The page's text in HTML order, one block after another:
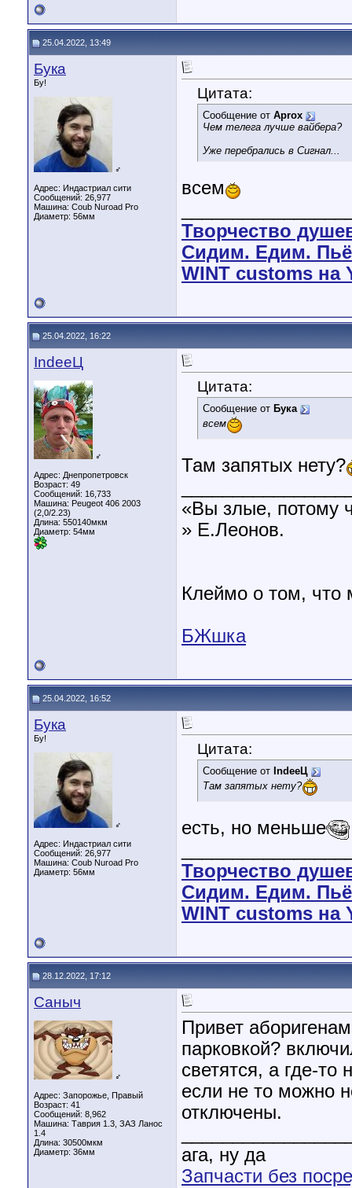
25.04.2022, 13:49
Бука
Бу!
♂
Адрес: Индастриал сити
Сообщений: 26,977
Машина: Coub Nuroad Pro
Диаметр: 56мм
Цитата:
Сообщение от Aprox
Чем телега лучше вайбера?
Уже перебрались в Сигнал...
всем
Творчество
Сидим. Едим.
WINT customs на
25.04.2022, 16:22
IndeeЦ
♂
Адрес: Днепропетровск
Возраст: 49
Сообщений: 16,733
Машина: Peugeot 406 2003
(2,0/2.23)
Длина: 550140мкм
Диаметр: 54мм
Цитата:
Сообщение от Бука
всем
Там запятых нету?
«Вы злые, потому
» Е.Леонов.
Клеймо о том, что
БЖшка
25.04.2022, 16:52
Бука
Бу!
♂
Адрес: Индастриал сити
Сообщений: 26,977
Машина: Coub Nuroad Pro
Диаметр: 56мм
Цитата:
Сообщение от IndeeЦ
Там запятых нету?
есть, но меньше
Творчество
Сидим. Едим.
WINT customs на
28.12.2022, 17:12
Саныч
♂
Адрес: Запорожье, Правый
Возраст: 41
Сообщений: 8,962
Машина: Таврия 1.3, ЗАЗ Ланос
1.4
Длина: 30500мкм
Диаметр: 36мм
Привет
парковкой?
светятся, а где-то
если не то можно
отключены.
ага, ну да
Запчасти без